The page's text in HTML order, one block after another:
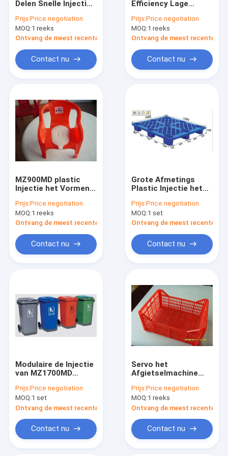
plastic fles schimmel
Plastic Auxiliary Machine
Verpakkende Hulpmachine
kunststof spuitgietmachine
Het Afgietselmachine van de hoge snelheidsinjectie
Het Afgietselmachine van de HUISDIERENinjectie
pvc-de machine van het injectieafgietsel
Medische Injectie het Vormen Machine
Delen Snelle Injectie
MZ900MD-
MZ1700MD
Prijs:Price negotiation
MOQ:1 reeks
Ontvang de meest recente Prijs
Contact nu
Efficiency Lage
Machine, Plastic
Injectie het Vormen
Materiaal MZ900MD
Prijs:Price negotiation
MOQ:1 reeks
Ontvang de meest recente
Contact nu
MZ900MD plastic
Injectie het Vormen
Thermoplastische
Stoel en Lijst
Prijs:Price negotiation
MOQ:1 reeks
Ontvang de meest recente Prijs
Contact nu
Grote Afmetings
Plastic Injectie het
Groot Geschoten
Gewicht voor Plastic
pp-Korrel
Prijs:Price negotiation
MOQ:1 set
Ontvang de meest recente
Contact nu
Modulaire de Injectie
van MZ1700MD
Machine om tot 120L
Plastic Stofbak Te
maken
Prijs:Price negotiation
MOQ:1 set
Ontvang de meest recente Prijs
Contact nu
Servo het
Afgietselmachine
Automatische
Injectie om
Fruitmand te
Prijs:Price negotiation
MOQ:1 reeks
Ontvang de meest recente
Contact nu